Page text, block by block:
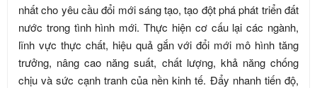
nhất cho yêu cầu đổi mới sáng tạo, tạo đột phá phát triển đất
nước trong tình hình mới. Thực hiện cơ cấu lại các ngành,
lĩnh vực thực chất, hiệu quả gắn với đổi mới mô hình tăng
trưởng, nâng cao năng suất, chất lượng, khả năng chống
chịu và sức cạnh tranh của nền kinh tế. Đẩy nhanh tiến độ,